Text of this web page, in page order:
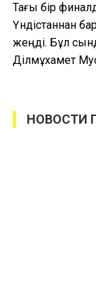
Тағы бір
Үндістаннан
жеңді. Бұл
Ділмұхамет
НОВОСТИ